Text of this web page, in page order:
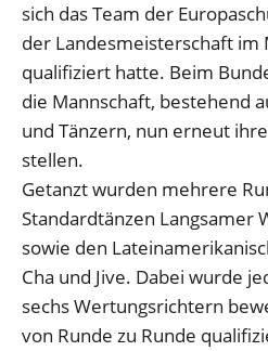
sich das Team der
der Landesmeisterschaft im
qualifiziert hatte. Beim
die Mannschaft, bestehend
und Tänzern, nun erneut
stellen.
Getanzt wurden mehrere
Standardtänzen Langsamer
sowie den
Cha und Jive. Dabei wurde
sechs Wertungsrichtern
von Runde zu Runde